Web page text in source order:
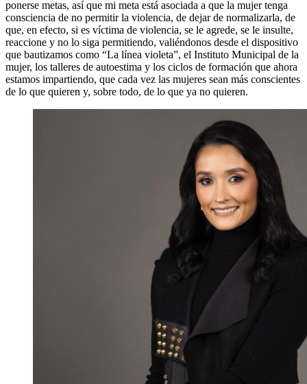
ponerse metas, así que mi meta está asociada a que la mujer tenga
consciencia de no permitir la violencia, de dejar de normalizarla, de
que, en efecto, si es víctima de violencia, se le agrede, se le insulte,
reaccione y no lo siga permitiendo, valiéndonos desde el dispositivo
que bautizamos como “La línea violeta”, el Instituto Municipal de la
mujer, los talleres de autoestima y los ciclos de formación que ahora
estamos impartiendo, que cada vez las mujeres sean más conscientes
de lo que quieren y, sobre todo, de lo que ya no quieren.